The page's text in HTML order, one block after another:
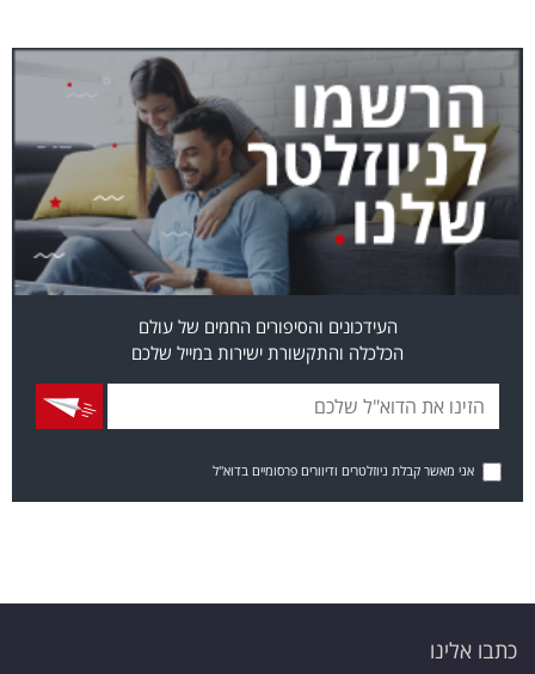
העידכונים והסיפורים החמים של עולם
הכלכלה והתקשורת ישירות במייל שלכם
אני מאשר קבלת ניוזלטרים ודיוורים פרסומיים בדוא"ל
כתבו אלינו